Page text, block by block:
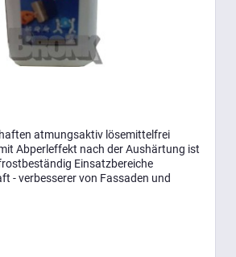
atmungsaktiv lösemittelfrei
Abperleffekt nach der Aushärtung ist
Einsatzbereiche
- verbesserer von Fassaden und